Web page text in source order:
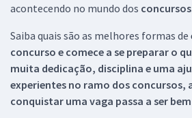
acontecendo no mundo dos
Saiba quais são as melhores formas de
concurso e comece a se preparar o
muita dedicação, disciplina e uma
experientes no ramo dos concursos,
conquistar uma vaga passa a ser